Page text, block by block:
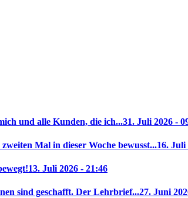
und alle Kunden, die ich...31. Juli 2026 -
Mal in dieser Woche bewusst...16. Juli
13. Juli 2026 - 21:46
sind geschafft. Der Lehrbrief...27. Juni